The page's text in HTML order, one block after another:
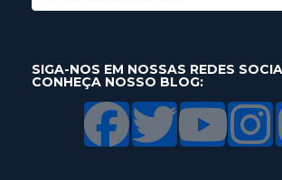
SIGA-NOS EM NOSSAS REDES
CONHEÇA NOSSO BLOG: